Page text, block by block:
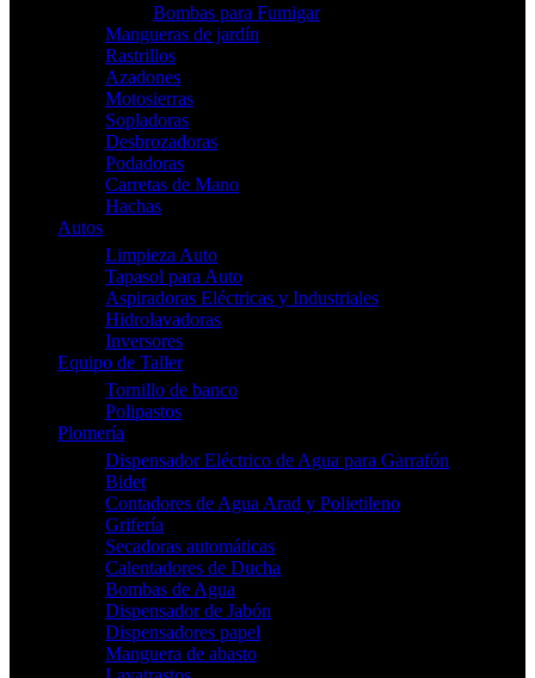
Bombas para Fumigar
Mangueras de jardín
Rastrillos
Azadones
Motosierras
Sopladoras
Desbrozadoras
Podadoras
Carretas de Mano
Hachas
Autos
Limpieza Auto
Tapasol para Auto
Aspiradoras Eléctricas y Industriales
Hidrolavadoras
Inversores
Equipo de Taller
Tornillo de banco
Polipastos
Plomería
Dispensador Eléctrico de Agua para Garrafón
Bidet
Contadores de Agua Arad y Polietileno
Grifería
Secadoras automáticas
Calentadores de Ducha
Bombas de Agua
Dispensador de Jabón
Dispensadores papel
Manguera de abasto